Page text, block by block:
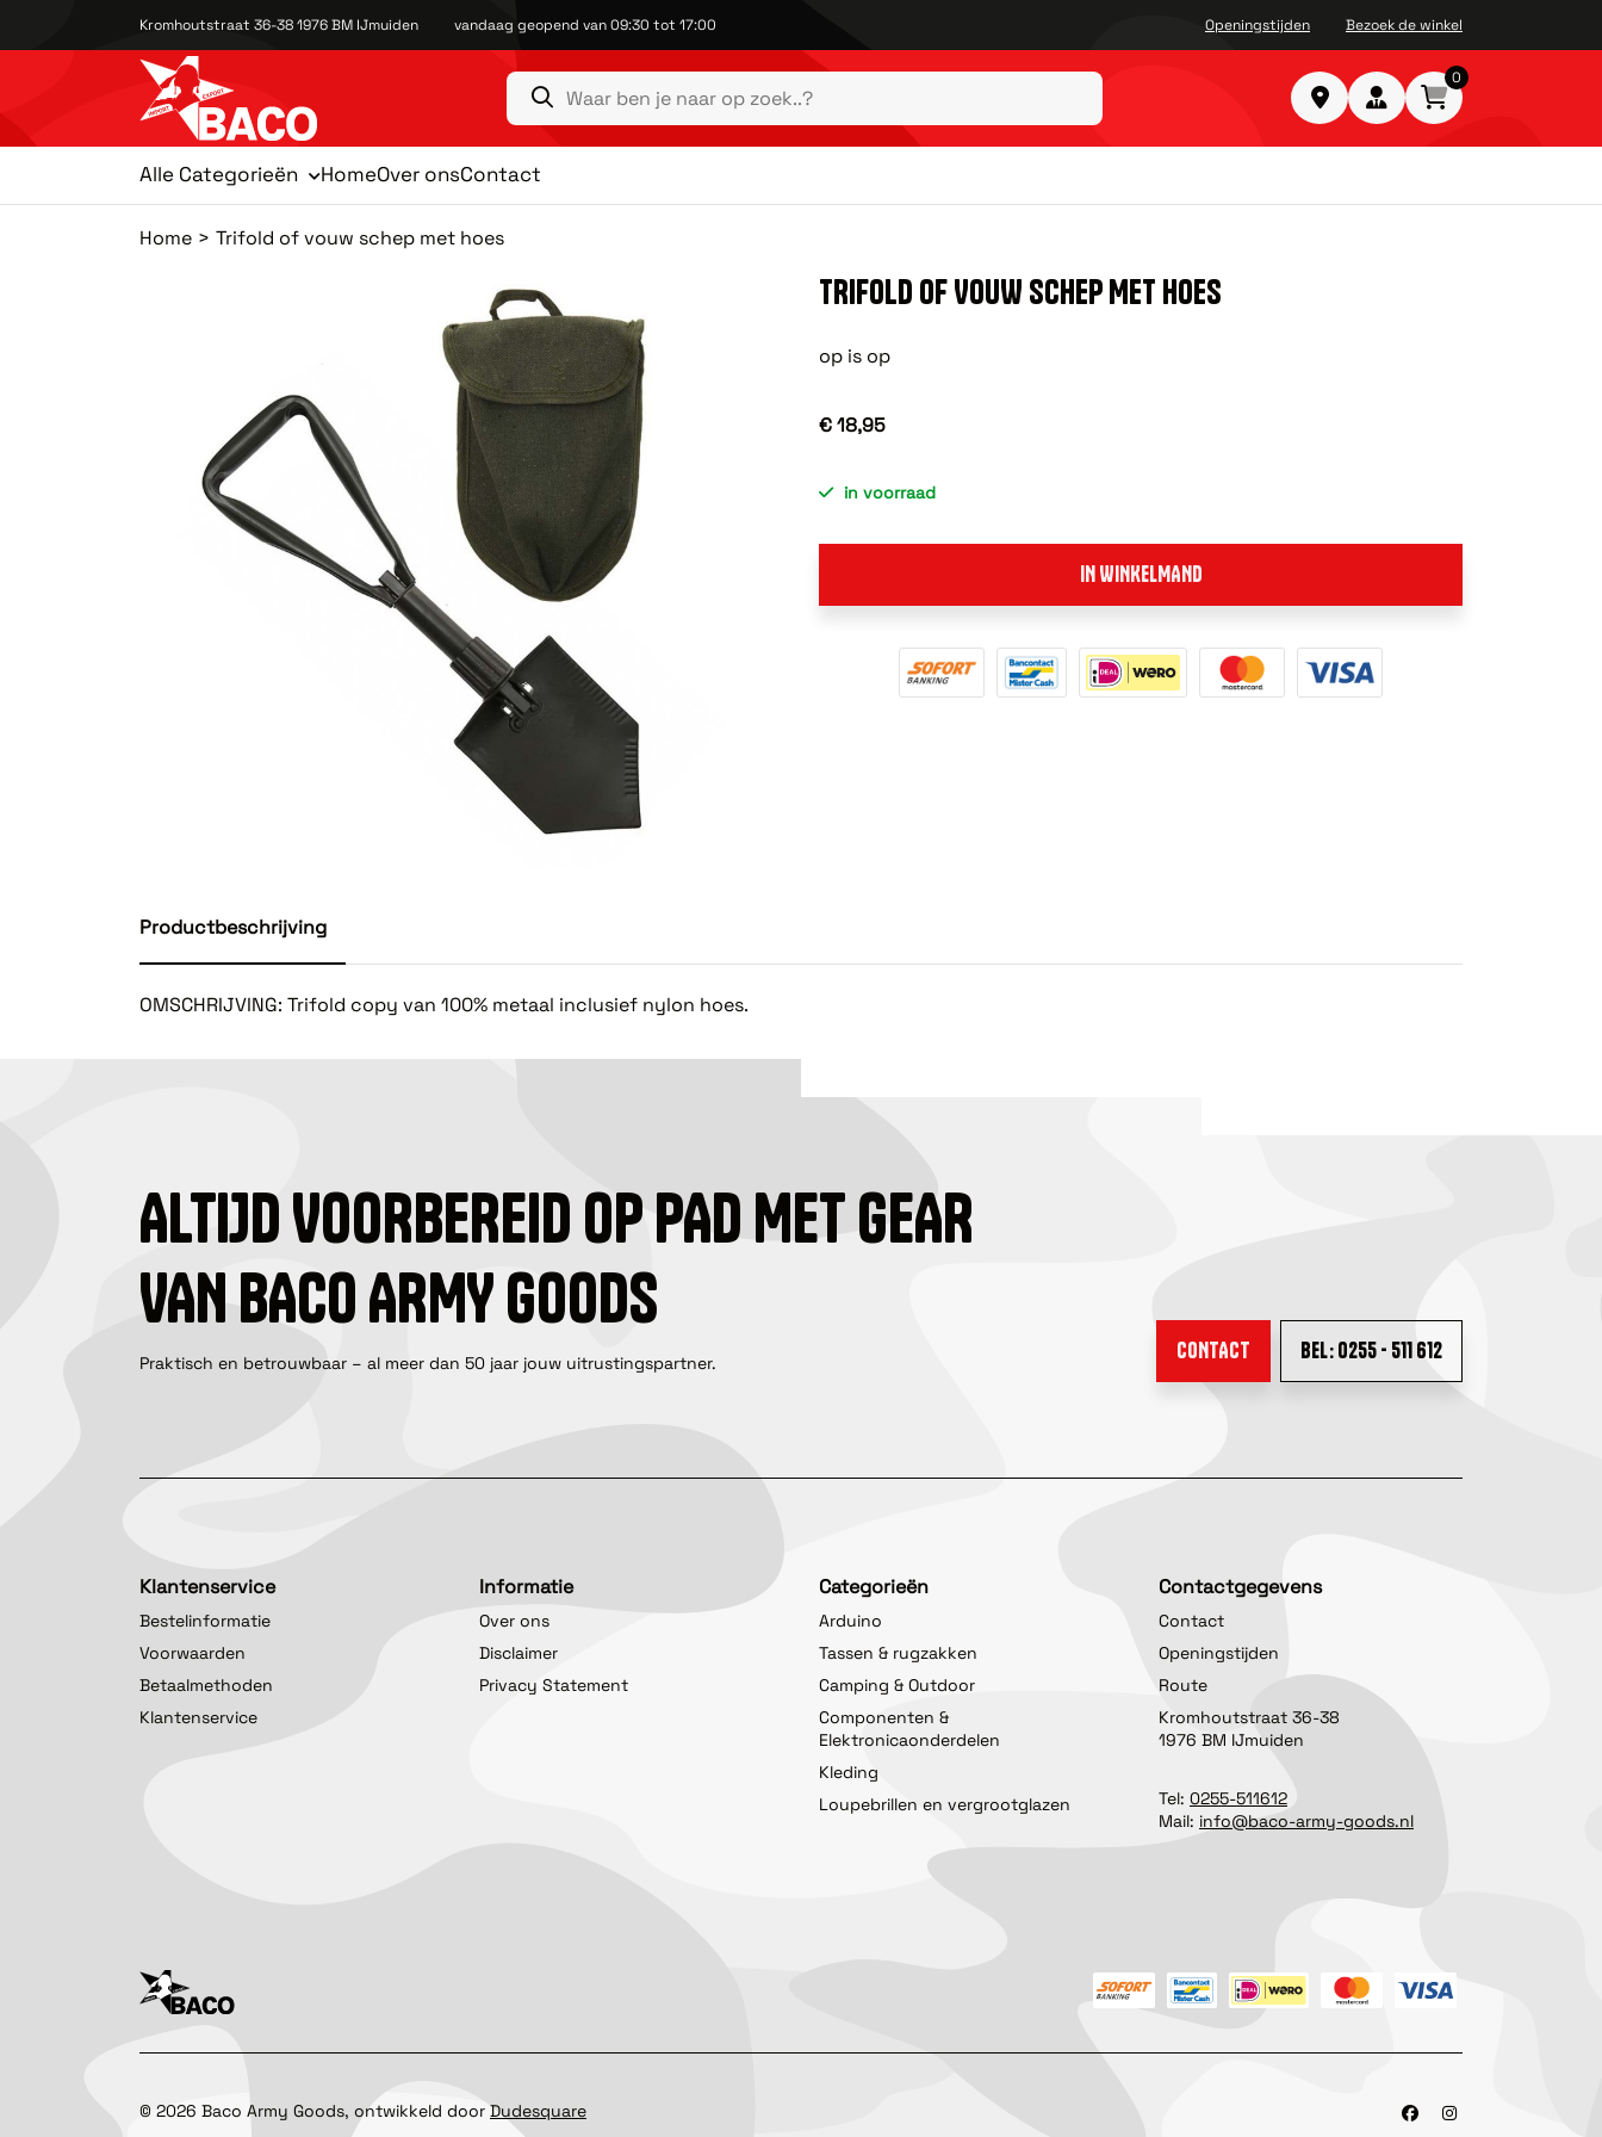
Kromhoutstraat 36-38 1976 BM IJmuiden vandaag geopend van 09:30 tot 17:00 Openingstijden Bezoek de winkel
0
Alle Categorieën HomeOver onsContact
Home Trifold of vouw schep met hoes
TRIFOLD OF VOUW SCHEP MET HOES
op is op
€ 18,95
in voorraad
IN WINKELMAND
Productbeschrijving
OMSCHRIJVING: Trifold copy van 100% metaal inclusief nylon hoes.
ALTIJD VOORBEREID OP PAD MET GEAR
VAN BACO ARMY GOODS
Praktisch en betrouwbaar – al meer dan 50 jaar jouw uitrustingspartner. CONTACT BEL: 0255 - 511 612
Klantenservice
Bestelinformatie
Voorwaarden
Betaalmethoden
Klantenservice
Informatie
Over ons
Disclaimer
Privacy Statement
Categorieën
Arduino
Tassen & rugzakken
Camping & Outdoor
Componenten &
Elektronicaonderdelen
Kleding
Loupebrillen en vergrootglazen
Contactgegevens
Contact
Openingstijden
Route
Kromhoutstraat 36-38
1976 BM IJmuiden
Tel: 0255-511612
Mail: info@baco-army-goods.nl
© 2026 Baco Army Goods, ontwikkeld doorDudesquare